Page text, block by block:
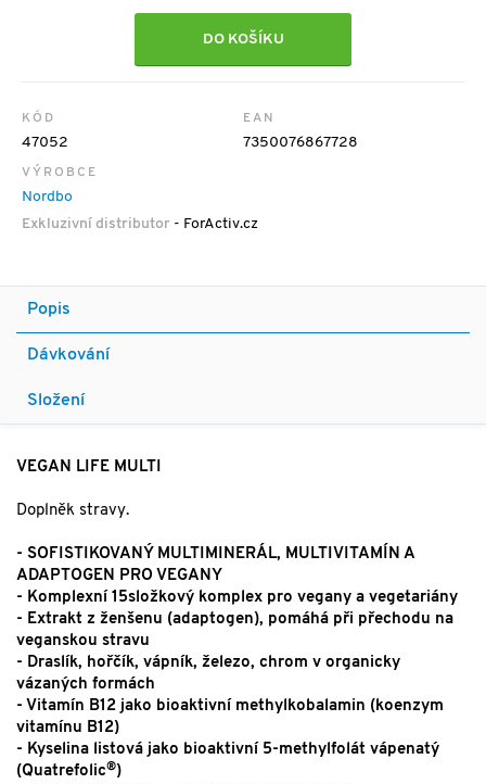
DO KOŠÍKU
KÓD
47052
EAN
7350076867728
VÝROBCE
Nordbo
Exkluzivní distributor - ForActiv.cz
Popis
Dávkování
Složení
VEGAN LIFE MULTI
Doplněk stravy.
- SOFISTIKOVANÝ MULTIMINERÁL, MULTIVITAMÍN A
ADAPTOGEN PRO VEGANY
- Komplexní 15složkový komplex pro vegany a vegetariány
- Extrakt z ženšenu (adaptogen), pomáhá při přechodu na
veganskou stravu
- Draslík, hořčík, vápník, železo, chrom v organicky
vázaných formách
- Vitamín B12 jako bioaktivní methylkobalamin (koenzym
vitamínu B12)
- Kyselina listová jako bioaktivní 5-methylfolát vápenatý
(Quatrefolic®)